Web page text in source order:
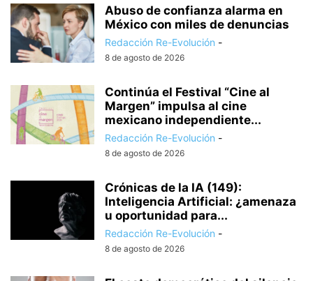
Abuso de confianza alarma en
México con miles de denuncias
Redacción Re-Evolución -
8 de agosto de 2026
Continúa el Festival “Cine al
Margen” impulsa al cine
mexicano independiente...
Redacción Re-Evolución -
8 de agosto de 2026
Crónicas de la IA (149):
Inteligencia Artificial: ¿amenaza
u oportunidad para...
Redacción Re-Evolución -
8 de agosto de 2026